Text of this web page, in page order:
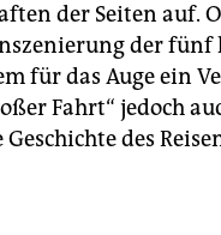
der Seiten auf.
der fünf
für das Auge ein
Fahrt“ jedoch
des